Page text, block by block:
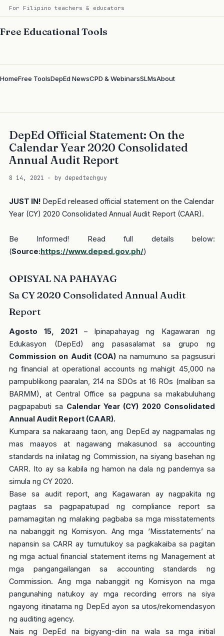
For Filipino teachers & educators
Free Educational Tools
HomeFree ToolsDepEd NewsCPD & WebinarsSLMsAbout
DepEd Official Statement: On the
Calendar Year 2020 Consolidated
Annual Audit Report
8 14, 2021 · by depedtechguy
JUST IN! DepEd released official statement on the Calendar
Year (CY) 2020 Consolidated Annual Audit Report (CAAR).
Be Informed! Read full details below:
(Source:https://www.deped.gov.ph/)
OPISYAL NA PAHAYAG
Sa CY 2020 Consolidated Annual Audit
Report
Agosto 15, 2021 – Ipinapahayag ng Kagawaran ng
Edukasyon (DepEd) ang pasasalamat sa grupo ng
Commission on Audit (COA) na namumuno sa pagsusuri
ng financial at operational accounts ng mahigit 45,000 na
pampublikong paaralan, 214 na SDOs at 16 ROs (maliban sa
BARMM), at Central Office sa pagpuna sa makabuluhang
pagpapabuti sa Calendar Year (CY) 2020 Consolidated
Annual Audit Report (CAAR).
Kumpara sa nakaraang taon, ang DepEd ay nagpamalas ng
mas maayos at nagawang makasunod sa accounting
standards na inilatag ng Commission, na siyang basehan ng
CARR. Ito ay sa kabila ng hamon na dala ng pandemya sa
simula ng CY 2020.
Base sa audit report, ang Kagawaran ay nagpakita ng
pagtaas sa pagpapatupad ng compliance report sa
pamamagitan ng malaking pagbaba sa mga misstatements
na nabanggit ng Komisyon. Ang mga ‘Misstatements’ na
napansin sa CARR ay tumutukoy sa pagkakaiba sa pagitan
ng mga actual financial statement items ng Management at
mga pangangailangan sa accounting standards ng
Commission. Ang mga nabanggit ng Komisyon na mga
pangunahing natukoy ay mga recording errors na siya
ngayong itinatama ng DepEd ayon sa utos/rekomendasyon
ng auditing agency.
Nais ng DepEd na bigyang-diin na wala sa mga initial